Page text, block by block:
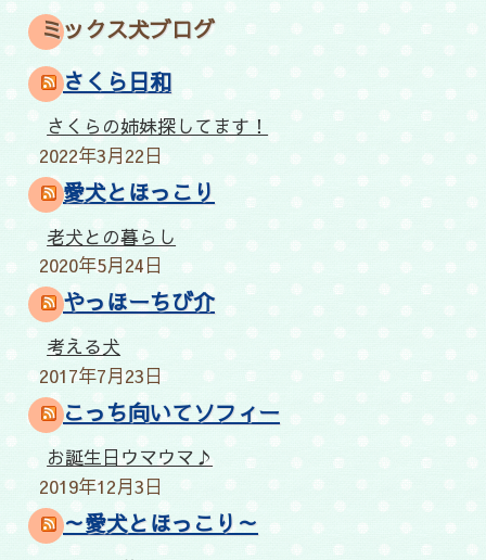
ミックス犬ブログ
さくら日和
さくらの姉妹探してます！
2022年3月22日
愛犬とほっこり
老犬との暮らし
2020年5月24日
やっほーちび介
考える犬
2017年7月23日
こっち向いてソフィー
お誕生日ウマウマ♪
2019年12月3日
～愛犬とほっこり～